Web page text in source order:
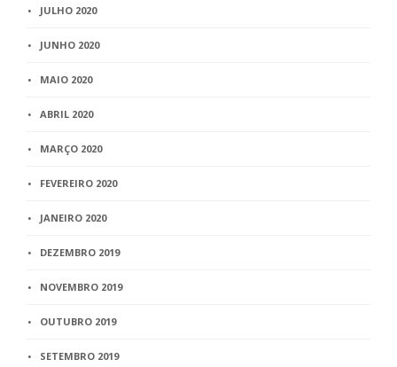
JULHO 2020
JUNHO 2020
MAIO 2020
ABRIL 2020
MARÇO 2020
FEVEREIRO 2020
JANEIRO 2020
DEZEMBRO 2019
NOVEMBRO 2019
OUTUBRO 2019
SETEMBRO 2019